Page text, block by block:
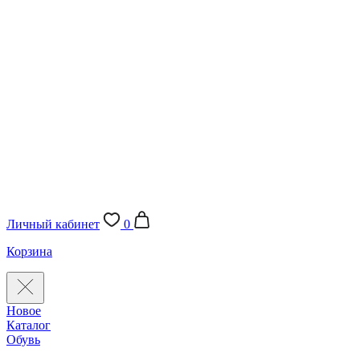
Личный кабинет
0
Корзина
Новое
Каталог
Обувь